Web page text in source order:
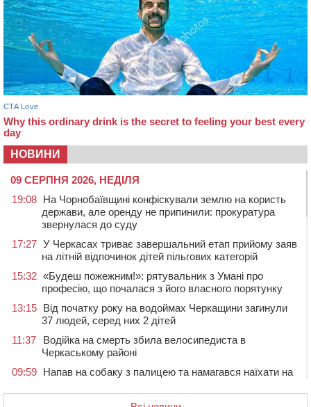
НОВИНИ
09 СЕРПНЯ 2026, НЕДІЛЯ
19:08 На Чорнобаївщині конфіскували землю на користь
держави, але оренду не припинили: прокуратура
звернулася до суду
17:27 У Черкасах триває завершальний етап прийому заяв
на літній відпочинок дітей пільгових категорій
15:32 «Будеш пожежним!»: рятувальник з Умані про
професію, що почалася з його власного порятунку
13:15 Від початку року на водоймах Черкащини загинули
37 людей, серед них 2 дітей
11:37
Водійка на смерть збила велосипедиста в
Черкаському районі
09:59 Напав на собаку з палицею та намагався наїхати на
кримінальне провадження